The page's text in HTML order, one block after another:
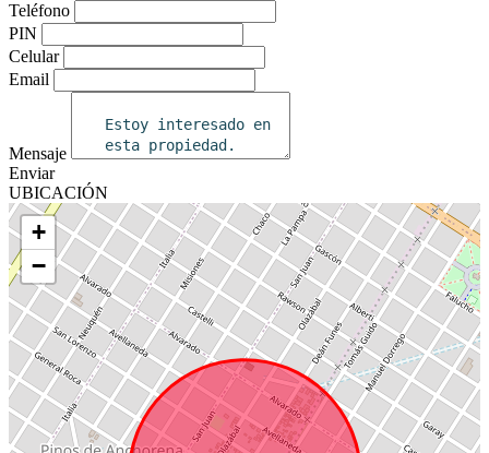
Teléfono
PIN
Celular
Email
Mensaje
Enviar
UBICACIÓN
+
−